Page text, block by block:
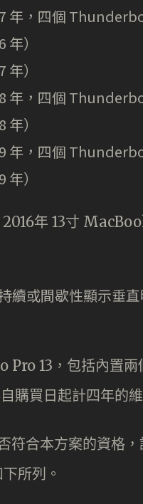
年，四個
）
）
年，四個
）
年，四個
）
年 13寸
續或間歇性顯示垂
Pro 13，包括內置
購買日起計四年的
符合本方案的資格
所列。